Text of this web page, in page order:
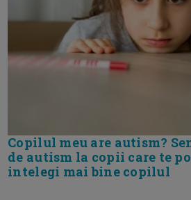
Copilul meu are autism?
de autism la copii care te
intelegi mai bine copilul